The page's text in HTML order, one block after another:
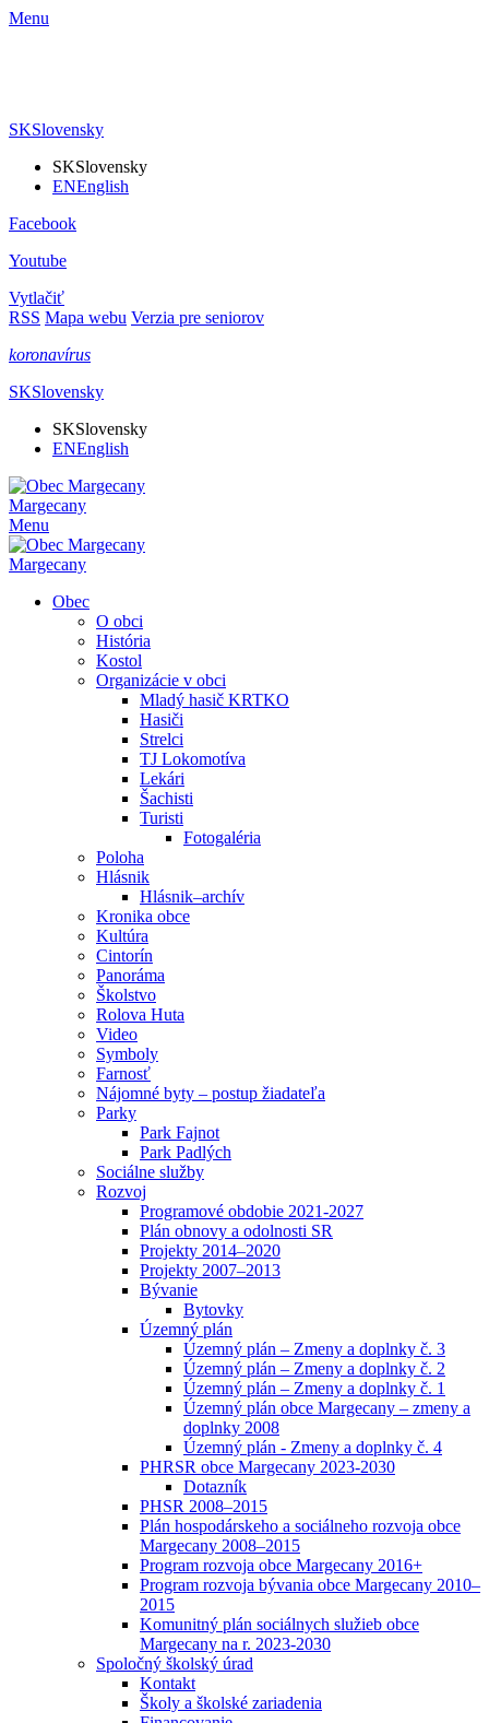
Menu
SKSlovensky
SKSlovensky
ENEnglish
Facebook
Youtube
Vytlačiť
RSS Mapa webu Verzia pre seniorov
koronavírus
SKSlovensky
SKSlovensky
ENEnglish
Margecany
Menu
Margecany
Obec
O obci
História
Kostol
Organizácie v obci
Mladý hasič KRTKO
Hasiči
Strelci
TJ Lokomotíva
Lekári
Šachisti
Turisti
Fotogaléria
Poloha
Hlásnik
Hlásnik–archív
Kronika obce
Kultúra
Cintorín
Panoráma
Školstvo
Rolova Huta
Video
Symboly
Farnosť
Nájomné byty – postup žiadateľa
Parky
Park Fajnot
Park Padlých
Sociálne služby
Rozvoj
Programové obdobie 2021-2027
Plán obnovy a odolnosti SR
Projekty 2014–2020
Projekty 2007–2013
Bývanie
Bytovky
Územný plán
Územný plán – Zmeny a doplnky č. 3
Územný plán – Zmeny a doplnky č. 2
Územný plán – Zmeny a doplnky č. 1
Územný plán obce Margecany – zmeny a
doplnky 2008
Územný plán - Zmeny a doplnky č. 4
PHRSR obce Margecany 2023-2030
Dotazník
PHSR 2008–2015
Plán hospodárskeho a sociálneho rozvoja obce
Margecany 2008–2015
Program rozvoja obce Margecany 2016+
Program rozvoja bývania obce Margecany 2010–
2015
Komunitný plán sociálnych služieb obce
Margecany na r. 2023-2030
Spoločný školský úrad
Kontakt
Školy a školské zariadenia